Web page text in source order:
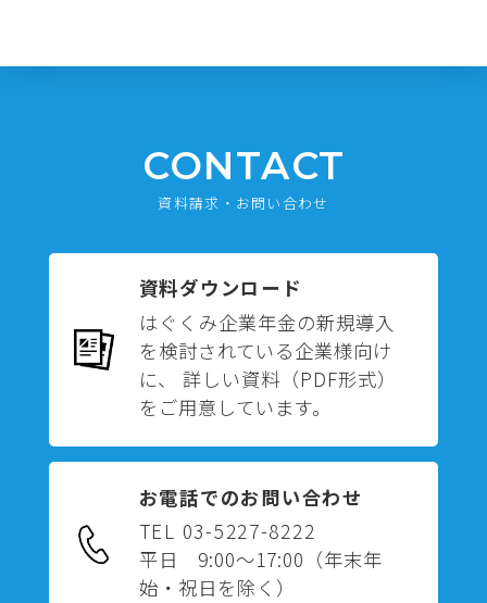
CONTACT
資料請求・お問い合わせ
資料ダウンロード
はぐくみ企業年金の新規導入
を検討されている企業様向け
に、 詳しい資料（PDF形式）
をご用意しています。
お電話でのお問い合わせ
TEL 03-5227-8222
平日 9:00～17:00 （年末年
始・祝日を除く）